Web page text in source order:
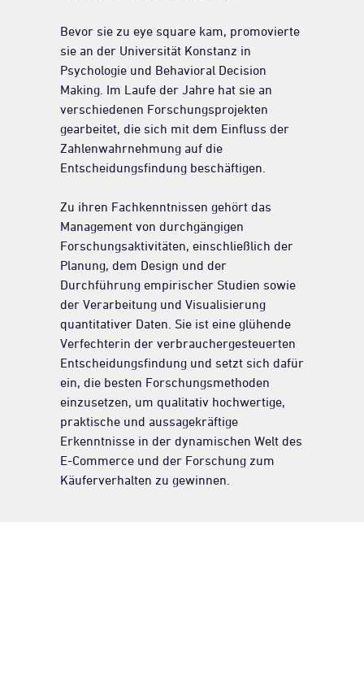
Bevor sie zu eye square kam, promovierte
sie an der Universität Konstanz in
Psychologie und Behavioral Decision
Making. Im Laufe der Jahre hat sie an
verschiedenen Forschungsprojekten
gearbeitet, die sich mit dem Einfluss der
Zahlenwahrnehmung auf die
Entscheidungsfindung beschäftigen.
Zu ihren Fachkenntnissen gehört das
Management von durchgängigen
Forschungsaktivitäten, einschließlich der
Planung, dem Design und der
Durchführung empirischer Studien sowie
der Verarbeitung und Visualisierung
quantitativer Daten. Sie ist eine glühende
Verfechterin der verbrauchergesteuerten
Entscheidungsfindung und setzt sich dafür
ein, die besten Forschungsmethoden
einzusetzen, um qualitativ hochwertige,
praktische und aussagekräftige
Erkenntnisse in der dynamischen Welt des
E-Commerce und der Forschung zum
Käuferverhalten zu gewinnen.